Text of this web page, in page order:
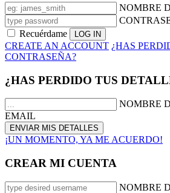
NOMBRE
Recuérdame
CREATE AN ACCOUNT ¿HAS
CONTRASEÑA?
¿HAS PERDIDO TUS
NOMBRE
EMAIL
¡UN MOMENTO, YA ME ACUERDO!
CREAR MI CUENTA
NOMBRE